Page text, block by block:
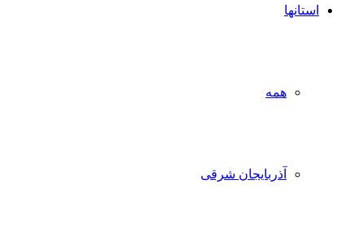
استانها
همه
آذربایجان شرقی